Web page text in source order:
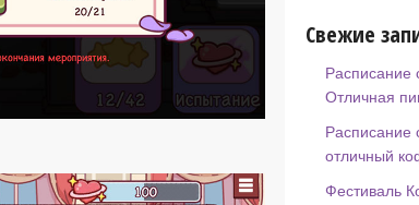
Свежие
Расписание
Отличная
Расписание
отличный
Фестиваль